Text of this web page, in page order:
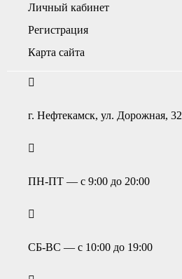
Личный кабинет
Регистрация
Карта сайта
г. Нефтекамск, ул. Дорожная, 32
ПН-ПТ — с 9:00 до 20:00
СБ-ВС — с 10:00 до 19:00